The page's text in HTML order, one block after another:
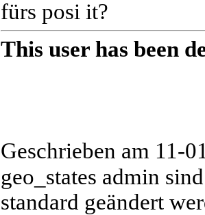
fürs posi it?
This user has been
Geschrieben am 11-
geo_states admin
standard geändert